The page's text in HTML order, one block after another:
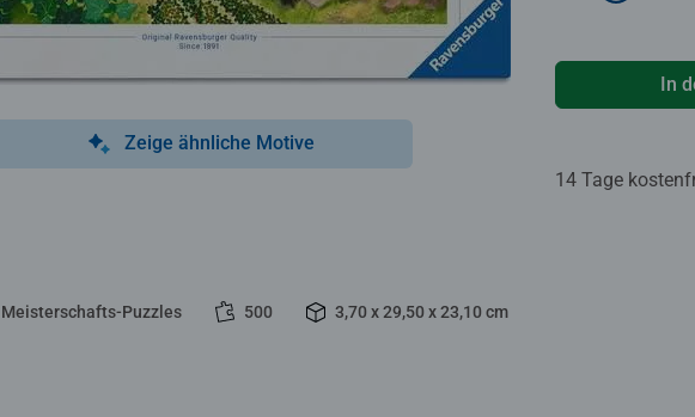
Zeige ähnliche Motive
Meisterschafts-Puzzles 500 3,70 x 29,50 x 23,10 cm
In
14 Tage